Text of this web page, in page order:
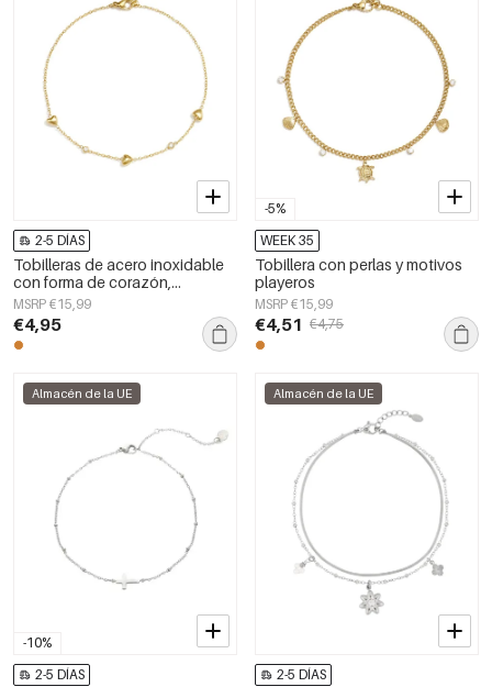
2-5 DÍAS
Tobilleras de acero inoxidable
con forma de corazón,
sencillas, de la serie Daily
Simple, joyería para mujer.
MSRP €15,99
€4,95
-5%
WEEK 35
Tobillera con perlas y motivos
playeros
MSRP €15,99
€4,51 €4,75
-10%
Almacén de la UE
2-5 DÍAS
Almacén de la UE
2-5 DÍAS